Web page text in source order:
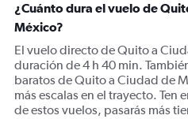
¿Cuánto dura el vuelo de
México?
El vuelo directo de Quito a
duración de 4 h 40 min.
baratos de Quito a Ciudad de
más escalas en el trayecto. Ten
de estos vuelos, pasarás más